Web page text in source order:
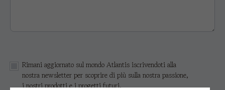
Rimani aggiornato sul mondo Atlantis iscrivendoti alla
nostra newsletter per scoprire di più sulla nostra passione,
i nostri prodotti e i progetti futuri.